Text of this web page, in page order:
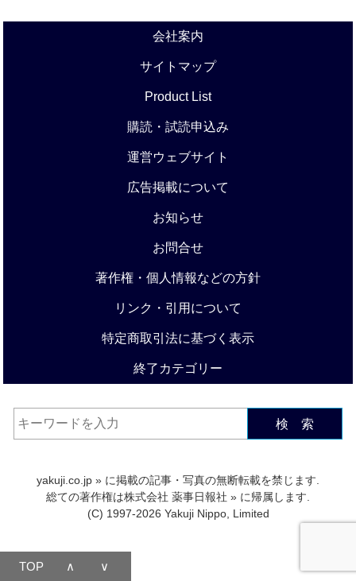
会社案内
サイトマップ
Product List
購読・試読申込み
運営ウェブサイト
広告掲載について
お知らせ
お問合せ
著作権・個人情報などの方針
リンク・引用について
特定商取引法に基づく表示
終了カテゴリー
検 索
yakuji.co.jp » に掲載の記事・写真の無断転載を禁じます.
総ての著作権は株式会社 薬事日報社 » に帰属します.
(C) 1997-2026 Yakuji Nippo, Limited
TOP ∧ ∨